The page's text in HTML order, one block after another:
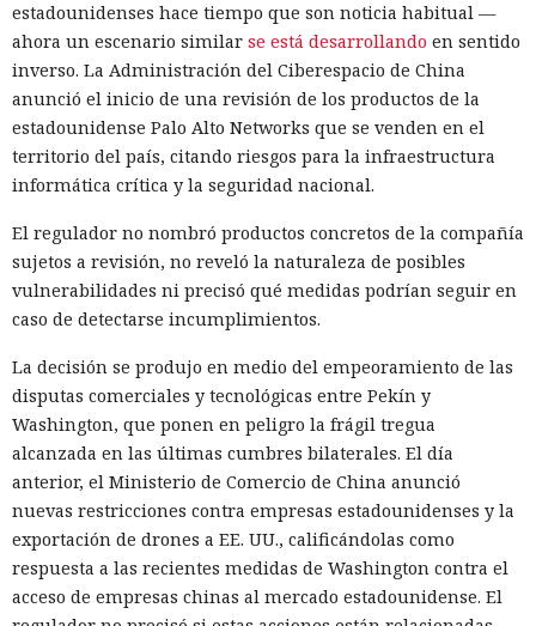
estadounidenses hace tiempo que son noticia habitual —
ahora un escenario similar se está desarrollando en sentido
inverso. La Administración del Ciberespacio de China
anunció el inicio de una revisión de los productos de la
estadounidense Palo Alto Networks que se venden en el
territorio del país, citando riesgos para la infraestructura
informática crítica y la seguridad nacional.
El regulador no nombró productos concretos de la compañía
sujetos a revisión, no reveló la naturaleza de posibles
vulnerabilidades ni precisó qué medidas podrían seguir en
caso de detectarse incumplimientos.
La decisión se produjo en medio del empeoramiento de las
disputas comerciales y tecnológicas entre Pekín y
Washington, que ponen en peligro la frágil tregua
alcanzada en las últimas cumbres bilaterales. El día
anterior, el Ministerio de Comercio de China anunció
nuevas restricciones contra empresas estadounidenses y la
exportación de drones a EE. UU., calificándolas como
respuesta a las recientes medidas de Washington contra el
acceso de empresas chinas al mercado estadounidense. El